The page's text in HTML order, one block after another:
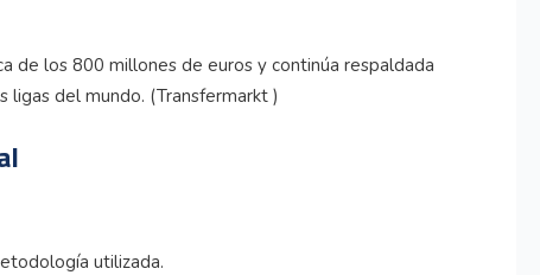
de los 800 millones de euros y continúa respaldada
ligas del mundo. (Transfermarkt )
utilizada.